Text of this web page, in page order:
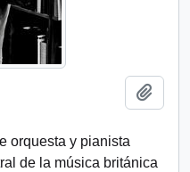
orquesta y pianista
de la música británica